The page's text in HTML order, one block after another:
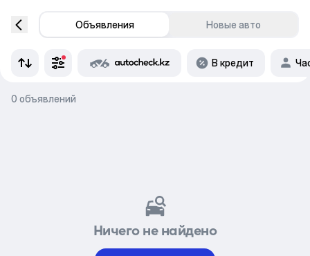
Объявления Новые авто
В кредит
0 объявлений
Ничего не найдено